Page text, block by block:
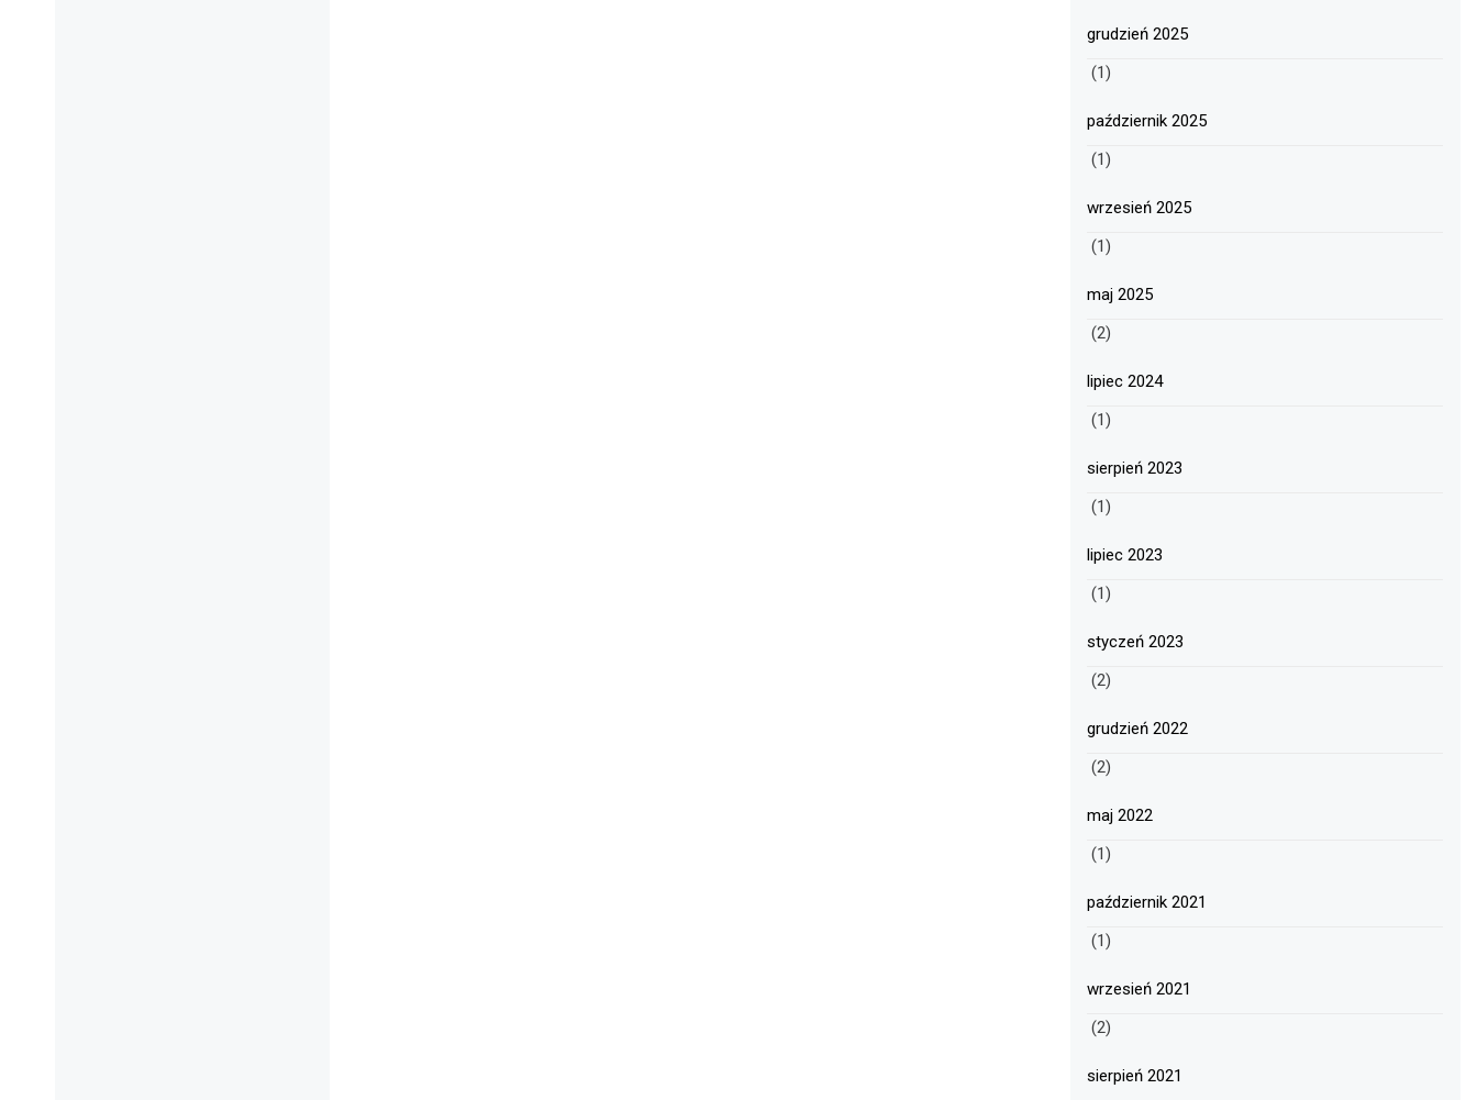
grudzień 2025
(1)
październik 2025
(1)
wrzesień 2025
(1)
maj 2025
(2)
lipiec 2024
(1)
sierpień 2023
(1)
lipiec 2023
(1)
styczeń 2023
(2)
grudzień 2022
(2)
maj 2022
(1)
październik 2021
(1)
wrzesień 2021
(2)
sierpień 2021